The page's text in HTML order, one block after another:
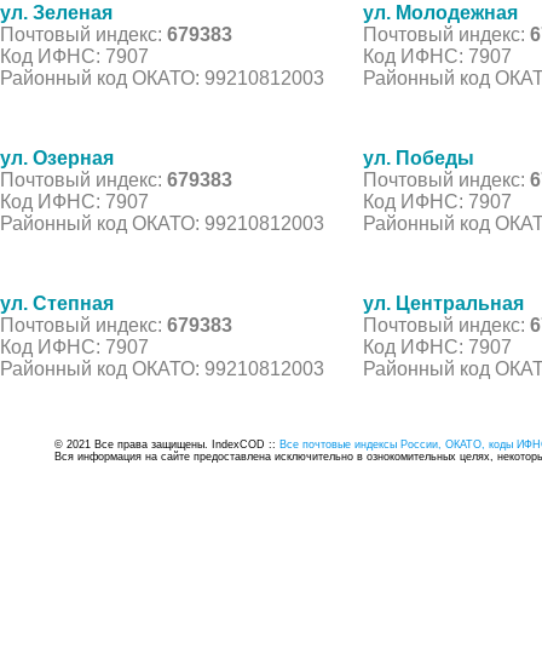
ул. Зеленая
Почтовый индекс: 679383
Код ИФНС: 7907
Районный код ОКАТО: 99210812003
ул. Молодежная
Почтовый индекс:
Код ИФНС: 7907
Районный код
ул. Озерная
Почтовый индекс: 679383
Код ИФНС: 7907
Районный код ОКАТО: 99210812003
ул. Победы
Почтовый индекс:
Код ИФНС: 7907
Районный код
ул. Степная
Почтовый индекс: 679383
Код ИФНС: 7907
Районный код ОКАТО: 99210812003
ул. Центральная
Почтовый индекс:
Код ИФНС: 7907
Районный код
© 2021 Все права защищены. IndexCOD :: Все почтовые индексы России, ОКАТО, коды
Вся информация на сайте предоставлена исключительно в ознокомительных целях,